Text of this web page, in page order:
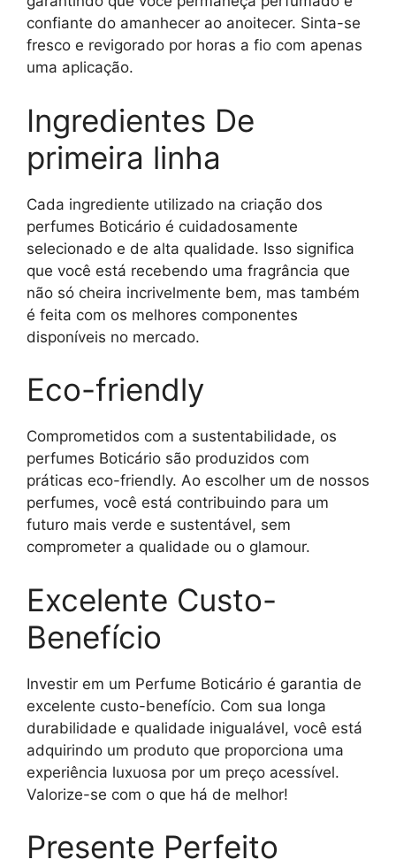
confiante do amanhecer ao anoitecer. Sinta-se
fresco e revigorado por horas a fio com apenas
uma aplicação.
Ingredientes De
primeira linha
Cada ingrediente utilizado na criação dos
perfumes Boticário é cuidadosamente
selecionado e de alta qualidade. Isso significa
que você está recebendo uma fragrância que
não só cheira incrivelmente bem, mas também
é feita com os melhores componentes
disponíveis no mercado.
Eco-friendly
Comprometidos com a sustentabilidade, os
perfumes Boticário são produzidos com
práticas eco-friendly. Ao escolher um de nossos
perfumes, você está contribuindo para um
futuro mais verde e sustentável, sem
comprometer a qualidade ou o glamour.
Excelente Custo-
Benefício
Investir em um Perfume Boticário é garantia de
excelente custo-benefício. Com sua longa
durabilidade e qualidade inigualável, você está
adquirindo um produto que proporciona uma
experiência luxuosa por um preço acessível.
Valorize-se com o que há de melhor!
Presente Perfeito